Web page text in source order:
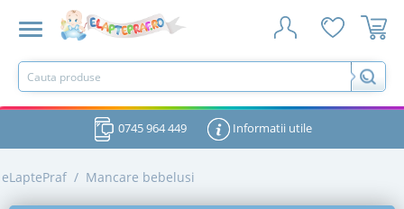
0745 964 449 Informatii utile
eLaptePraf / Mancare bebelusi